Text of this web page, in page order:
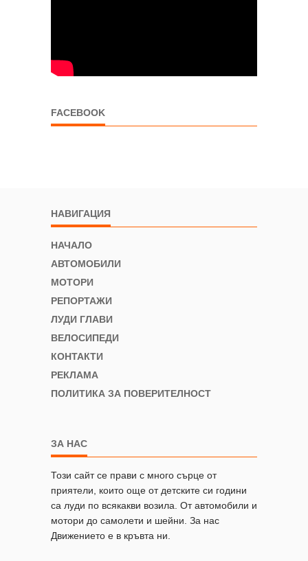
FACEBOOK
НАВИГАЦИЯ
НАЧАЛО
АВТОМОБИЛИ
МОТОРИ
РЕПОРТАЖИ
ЛУДИ ГЛАВИ
ВЕЛОСИПЕДИ
КОНТАКТИ
РЕКЛАМА
ПОЛИТИКА ЗА ПОВЕРИТЕЛНОСТ
ЗА НАС
Този сайт се прави с много сърце от
приятели, които още от детските си години
са луди по всякакви возила. От автомобили и
мотори до самолети и шейни. За нас
Движението е в кръвта ни.